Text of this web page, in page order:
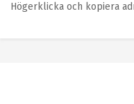
Högerklicka och kopiera